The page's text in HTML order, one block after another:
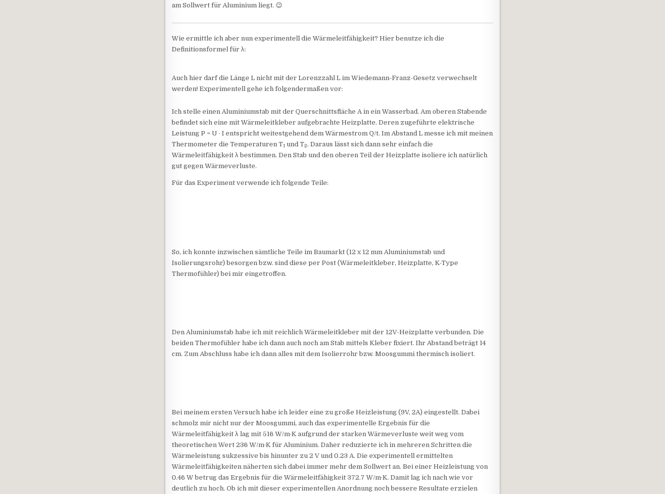
am Sollwert für Aluminium liegt. 😉
Wie ermittle ich aber nun experimentell die Wärmeleitfähigkeit? Hier benutze ich die
Definitionsformel für λ:
Auch hier darf die Länge L nicht mit der Lorenzzahl L im Wiedemann-Franz-Gesetz verwechselt
werden! Experimentell gehe ich folgendermaßen vor:
Ich stelle einen Aluminiumstab mit der Querschnittsfläche A in ein Wasserbad. Am oberen Stabende
befindet sich eine mit Wärmeleitkleber aufgebrachte Heizplatte. Deren zugeführte elektrische
Leistung P = U · I entspricht weitestgehend dem Wärmestrom Q/t. Im Abstand L messe ich mit meinen
Thermometer die Temperaturen T1 und T2. Daraus lässt sich dann sehr einfach die
Wärmeleitfähigkeit λ bestimmen. Den Stab und den oberen Teil der Heizplatte isoliere ich natürlich
gut gegen Wärmeverluste.
Für das Experiment verwende ich folgende Teile:
So, ich konnte inzwischen sämtliche Teile im Baumarkt (12 x 12 mm Aluminiumstab und
Isolierungsrohr) besorgen bzw. sind diese per Post (Wärmeleitkleber, Heizplatte, K-Type
Thermofühler) bei mir eingetroffen.
Den Aluminiumstab habe ich mit reichlich Wärmeleitkleber mit der 12V-Heizplatte verbunden. Die
beiden Thermofühler habe ich dann auch noch am Stab mittels Kleber fixiert. Ihr Abstand beträgt 14
cm. Zum Abschluss habe ich dann alles mit dem Isolierrohr bzw. Moosgummi thermisch isoliert.
Bei meinem ersten Versuch habe ich leider eine zu große Heizleistung (9V, 2A) eingestellt. Dabei
schmolz mir nicht nur der Moosgummi, auch das experimentelle Ergebnis für die
Wärmeleitfähigkeit λ lag mit 516 W/m·K aufgrund der starken Wärmeverluste weit weg vom
theoretischen Wert 236 W/m·K für Aluminium. Daher reduzierte ich in mehreren Schritten die
Wärmeleistung sukzessive bis hinunter zu 2 V und 0.23 A. Die experimentell ermittelten
Wärmeleitfähigkeiten näherten sich dabei immer mehr dem Sollwert an. Bei einer Heizleistung von
0.46 W betrug das Ergebnis für die Wärmeleitfähigkeit 372.7 W/m·K. Damit lag ich nach wie vor
deutlich zu hoch. Ob ich mit dieser experimentellen Anordnung noch bessere Resultate erzielen